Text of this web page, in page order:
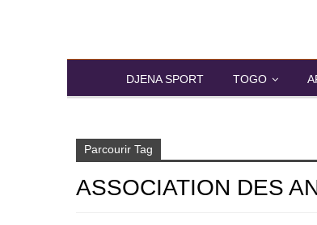
DJENA SPORT TOGO
Parcourir Tag
ASSOCIATION DES